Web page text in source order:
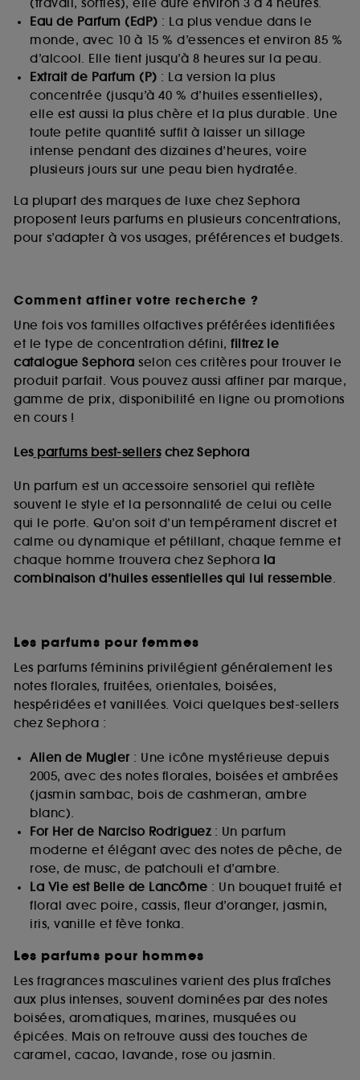
(travail, sorties), elle dure environ 3 à 4 heures.
Eau de Parfum (EdP) : La plus vendue dans le
monde, avec 10 à 15 % d’essences et environ 85 %
d’alcool. Elle tient jusqu’à 8 heures sur la peau.
Extrait de Parfum (P) : La version la plus
concentrée (jusqu’à 40 % d’huiles essentielles),
elle est aussi la plus chère et la plus durable. Une
toute petite quantité suffit à laisser un sillage
intense pendant des dizaines d’heures, voire
plusieurs jours sur une peau bien hydratée.
La plupart des marques de luxe chez Sephora
proposent leurs parfums en plusieurs concentrations,
pour s’adapter à vos usages, préférences et budgets.
Comment affiner votre recherche ?
Une fois vos familles olfactives préférées identifiées
et le type de concentration défini, filtrez le
catalogue Sephora selon ces critères pour trouver le
produit parfait. Vous pouvez aussi affiner par marque,
gamme de prix, disponibilité en ligne ou promotions
en cours !
Lesparfums best-sellerschez Sephora
Un parfum est un accessoire sensoriel qui reflète
souvent le style et la personnalité de celui ou celle
qui le porte. Qu’on soit d’un tempérament discret et
calme ou dynamique et pétillant, chaque femme et
chaque homme trouvera chez Sephora la
combinaison d’huiles essentielles qui lui ressemble.
Les parfums pour femmes
Les parfums féminins privilégient généralement les
notes florales, fruitées, orientales, boisées,
hespéridées et vanillées. Voici quelques best-sellers
chez Sephora :
Alien de Mugler: Une icône mystérieuse depuis
2005, avec des notes florales, boisées et ambrées
(jasmin sambac, bois de cashmeran, ambre
blanc).
For Her de Narciso Rodriguez: Un parfum
moderne et élégant avec des notes de pêche, de
rose, de musc, de patchouli et d’ambre.
La Vie est Belle de Lancôme : Un bouquet fruité et
floral avec poire, cassis, fleur d’oranger, jasmin,
iris, vanille et fève tonka.
Les parfums pour hommes
Les fragrances masculines varient des plus fraîches
aux plus intenses, souvent dominées par des notes
boisées, aromatiques, marines, musquées ou
épicées. Mais on retrouve aussi des touches de
caramel, cacao, lavande, rose ou jasmin.
Cookies de mesure d’audience :ils nous
permettent de réaliser des statistiques de
fréquentation et de navigation sur notre site afin
d’en améliorer la performance.
Cookies de sécurisation des paiements en ligne :
ils nous permettent de lutter notamment contre les
fraudes aux moyens de paiement et les
usurpations d’identité.
Cookies fonctionnels :il s’agit de cookies
certaines fonctionnalités du site, tel que les
cookies d’authentification qui sont utilisés afin de
vous faire bénéficier de l’authentification
prolongée vous permettant d’accéder à votre
passe.
A l'exception des cookies techniques, le dépôt et la
lecture de ces traceurs requiert votre accord. Vous
pouvez personnaliser vos choix concernant le dépôt
de ces cookies grâce au bouton "personnaliser mes
choix" ci-dessous ou décider de "tout accepter".
finalités acceptées, avec les données personnelles
ou en magasin. Pour refuser tous les cookies, cliques
sur "continuer sans accepter". Voous pouvez à tout
moment choisir de retirer votrte consentement. Si vous
souhaitez obtenir plus d'information sur les cookies
cliquez .